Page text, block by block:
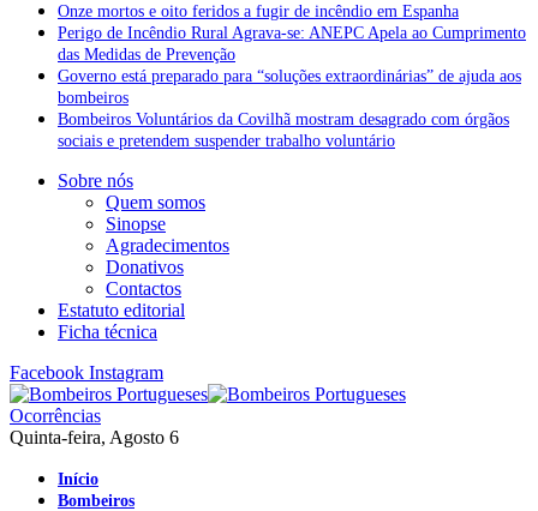
Onze mortos e oito feridos a fugir de incêndio em Espanha
Perigo de Incêndio Rural Agrava-se: ANEPC Apela ao Cumprimento
das Medidas de Prevenção
Governo está preparado para “soluções extraordinárias” de ajuda aos
bombeiros
Bombeiros Voluntários da Covilhã mostram desagrado com órgãos
sociais e pretendem suspender trabalho voluntário
Sobre nós
Quem somos
Sinopse
Agradecimentos
Donativos
Contactos
Estatuto editorial
Ficha técnica
Facebook Instagram
Ocorrências
Quinta-feira, Agosto 6
Início
Bombeiros